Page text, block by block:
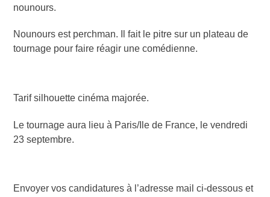
nounours.
Nounours est perchman. Il fait le pitre sur un plateau de
tournage pour faire réagir une comédienne.
Tarif silhouette cinéma majorée.
Le tournage aura lieu à Paris/Ile de France, le vendredi
23 septembre.
Envoyer vos candidatures à l’adresse mail ci-dessous et